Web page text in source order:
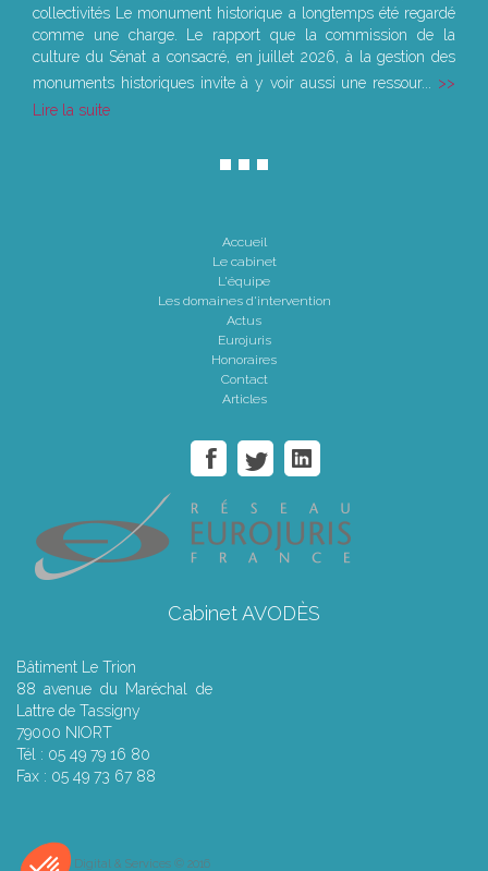
collectivités Le monument historique a longtemps été regardé
comme une charge. Le rapport que la commission de la
culture du Sénat a consacré, en juillet 2026, à la gestion des
monuments historiques invite à y voir aussi une ressour...
Lire la suite
Accueil
Le cabinet
L'équipe
Les domaines d'intervention
Actus
Eurojuris
Honoraires
Contact
Articles
Cabinet AVODÈS
Bâtiment Le Trion
88 avenue du Maréchal de
Lattre de Tassigny
79000 NIORT
Tél : 05 49 79 16 80
Fax : 05 49 73 67 88
Septeo Digital & Services © 2016